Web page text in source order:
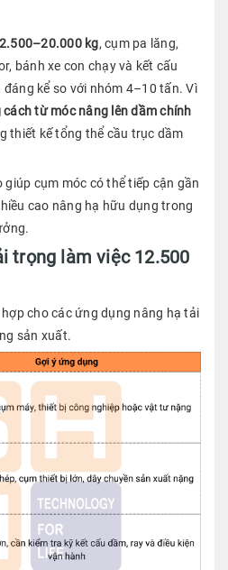
kg, cụm pa lăng,
bánh xe con chạy và kết cấu
kể so với nhóm 4–10 tấn. Vì
cách từ móc nâng lên dầm chính
thiết kế tổng thể cầu trục dầm
giúp cụm móc có thể tiếp cận gần
cao nâng hạ hữu dụng trong
trọng làm việc 12.500
cho các ứng dụng nâng hạ tải
sản xuất.